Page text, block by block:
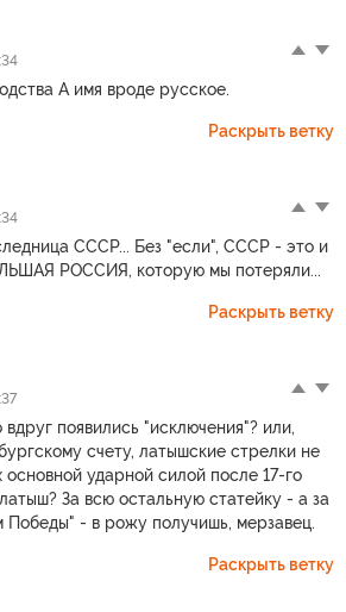
А имя вроде русское.
Раскрыть ветку
СССР... Без "если", СССР - это и
РОССИЯ, которую мы потеряли...
Раскрыть ветку
появились "исключения"? или,
счету, латышские стрелки не
ударной силой после 17-го
За всю остальную статейку - а за
Победы" - в рожу получишь, мерзавец.
Раскрыть ветку